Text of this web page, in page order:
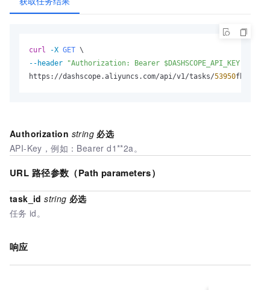
curl -X GET
--header
"Authorization: Bearer $DASHSCOPE_API_KEY"
https://dashscope.aliyuncs.com/api/v1/tasks/53950fb7
Authorization string 必选
API-Key，例如：Bearer d1**2a。
URL 路径参数（Path parameters）
task_idstring 必选
任务 id。
响应